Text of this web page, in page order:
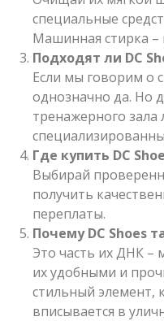
специальные
Машинная стирка –
Подходят ли DC
Если мы говорим о
однозначно да. Но
тренажерного
Где купить DC
Выбирай
получить
переплаты.
Почему DC Shoes
Это часть их ДНК –
их удобными и
стильный элемент,
вписывается в